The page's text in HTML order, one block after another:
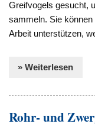
Greifvogels gesucht,
sammeln. Sie
Arbeit unterstützen,
» Weiterlesen
Rohr- und